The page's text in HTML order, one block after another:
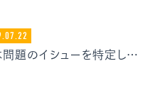
吉本問題のイシューを特定してみる